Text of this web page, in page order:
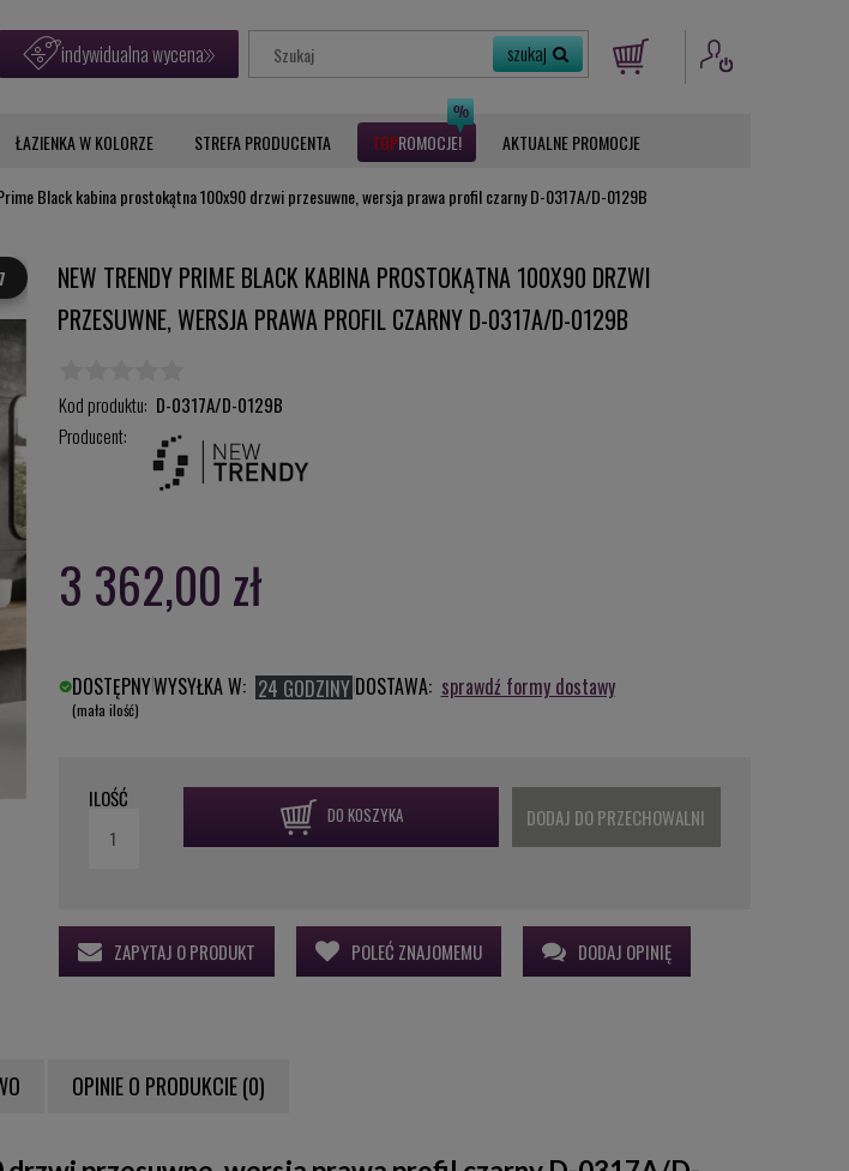
indywidualna wycena
ŁAZIENKA W KOLORZE STREFA PRODUCENTA ROMOCJE AKTUALNE PROMOCJE
Black kabina prostokątna 100x90 drzwi przesuwne, wersja prawa profil czarny D-0317A/D-0129B
NEW TRENDY PRIME BLACK KABINA PROSTOKĄTNA 100X90 DRZWI
PRZESUWNE, WERSJA PRAWA PROFIL CZARNY D-0317A/D-0129B
Kod produktu: D-0317A/D-0129B
Producent:
3 362,00 zł
DOSTĘPNY
(mała ilość)
WYSYŁKA W: 24 GODZINYDOSTAWA: sprawdź formy dostawy
ILOŚĆ
DO KOSZYKA DODAJ DO PRZECHOWALNI
ZAPYTAJ O PRODUKT POLEĆ ZNAJOMEMU DODAJ OPINIĘ
OPINIE O PRODUKCIE (0)